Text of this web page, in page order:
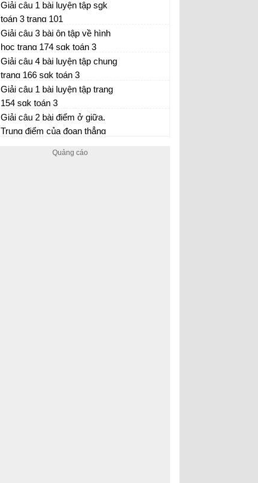
Giải câu 1 bài luyện tập sgk
toán 3 trang 101
Giải câu 3 bài ôn tập về hình
học trang 174 sgk toán 3
Giải câu 4 bài luyện tập chung
trang 166 sgk toán 3
Giải câu 1 bài luyện tập trang
154 sgk toán 3
Giải câu 2 bài điểm ở giữa.
Trung điểm của đoạn thẳng